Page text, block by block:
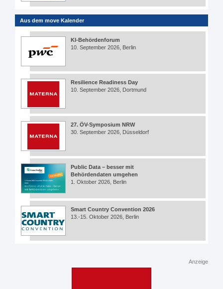
Aus dem move Kalender
KI-Behördenforum
10. September 2026, Berlin
Resilience Readiness Day
10. September 2026, Dortmund
27. ÖV-Symposium NRW
30. September 2026, Düsseldorf
Public Data – besser mit
Behördendaten umgehen
1. Oktober 2026, Berlin
Smart Country Convention 2026
13.-15. Oktober 2026, Berlin
Anzeige